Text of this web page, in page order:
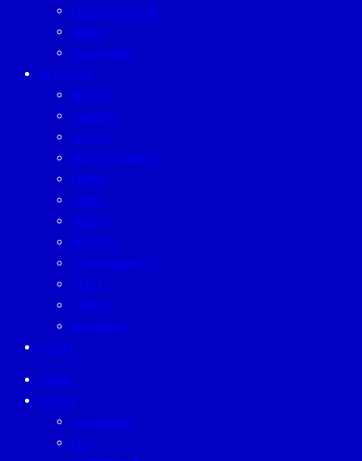
ENTREPRENEUR
GURU
SUSTAINISM
LIFESTYLE
BEAUTY
CAREER
EATERY
ENTERTAINMENT
FAMILY
LIVING
MONEY
MUTELU
SUSTAINABILITY
TECH
TRAVEL
WELLNESS
EVENT
HOME
TODAY
ECONOMICS
ESG